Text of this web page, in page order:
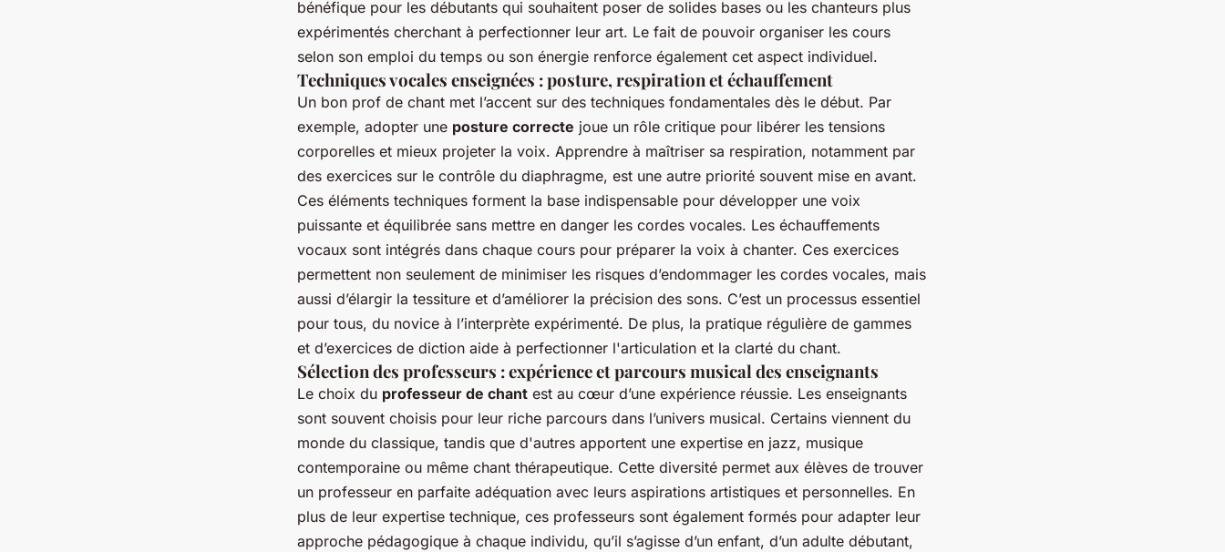
bénéfique pour les débutants qui souhaitent poser de solides bases ou les chanteurs plus
expérimentés cherchant à perfectionner leur art. Le fait de pouvoir organiser les cours
selon son emploi du temps ou son énergie renforce également cet aspect individuel.
Techniques vocales enseignées : posture, respiration et échauffement
Un bon prof de chant met l’accent sur des techniques fondamentales dès le début. Par
exemple, adopter une posture correcte joue un rôle critique pour libérer les tensions
corporelles et mieux projeter la voix. Apprendre à maîtriser sa respiration, notamment par
des exercices sur le contrôle du diaphragme, est une autre priorité souvent mise en avant.
Ces éléments techniques forment la base indispensable pour développer une voix
puissante et équilibrée sans mettre en danger les cordes vocales. Les échauffements
vocaux sont intégrés dans chaque cours pour préparer la voix à chanter. Ces exercices
permettent non seulement de minimiser les risques d’endommager les cordes vocales, mais
aussi d’élargir la tessiture et d’améliorer la précision des sons. C’est un processus essentiel
pour tous, du novice à l’interprète expérimenté. De plus, la pratique régulière de gammes
et d’exercices de diction aide à perfectionner l'articulation et la clarté du chant.
Sélection des professeurs : expérience et parcours musical des enseignants
Le choix du professeur de chant est au cœur d’une expérience réussie. Les enseignants
sont souvent choisis pour leur riche parcours dans l’univers musical. Certains viennent du
monde du classique, tandis que d'autres apportent une expertise en jazz, musique
contemporaine ou même chant thérapeutique. Cette diversité permet aux élèves de trouver
un professeur en parfaite adéquation avec leurs aspirations artistiques et personnelles. En
plus de leur expertise technique, ces professeurs sont également formés pour adapter leur
approche pédagogique à chaque individu, qu’il s’agisse d’un enfant, d’un adulte débutant,